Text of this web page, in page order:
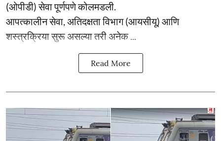
(ओपीडी) सेवा पूर्णपणे कोलमडली.
आपत्कालीन सेवा, अतिदक्षता विभाग (आयसीयू) आणि
शस्त्रक्रिया सुरू असल्या तरी अनेक ...
Read More